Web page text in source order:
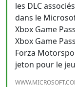
les DLC
dans le
Xbox Game
Xbox Game
Forza
jeton pour le